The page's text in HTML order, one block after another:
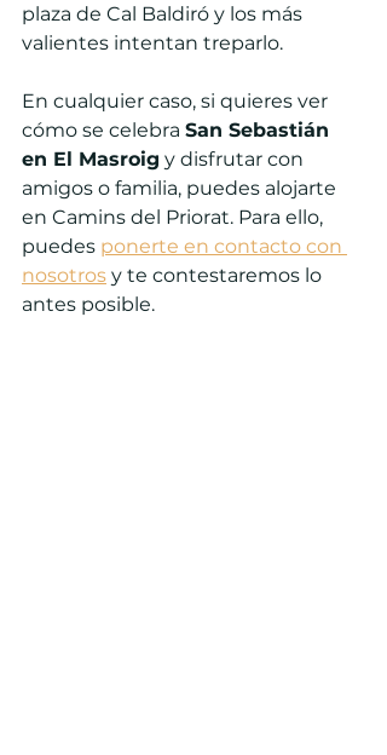
plaza de Cal Baldiró y los más
valientes intentan treparlo.
En cualquier caso, si quieres ver
cómo se celebra San Sebastián
en El Masroig y disfrutar con
amigos o familia, puedes alojarte
en Camins del Priorat. Para ello,
puedes ponerte en contacto con
nosotros y te contestaremos lo
antes posible.